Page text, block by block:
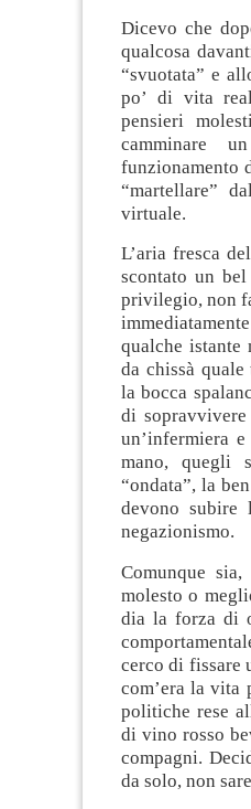
Dicevo che
qualcosa
“svuotata” e
po’ di vita
pensieri
camminare
funzionamento
“martellare”
virtuale.
L’aria fresca
scontato un
privilegio, non
qualche istante
da chissà quale
la bocca
di
un’infermiera
mano, quegli
“ondata”, la
devono
negazionismo.
Comunque
molesto o
dia la forza di
cerco di fissare
com’era la
politiche rese
di vino rosso
compagni.
da solo, non